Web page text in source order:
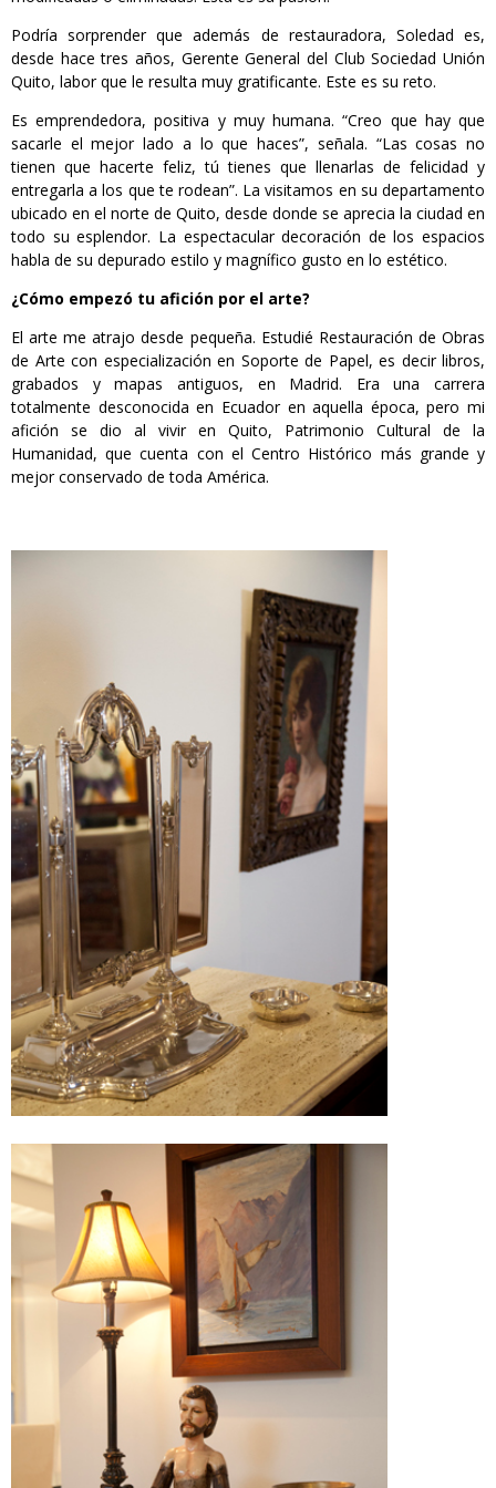
Podría sorprender que además de restauradora, Soledad es,
desde hace tres años, Gerente General del Club Sociedad Unión
Quito, labor que le resulta muy gratificante. Este es su reto.
Es emprendedora, positiva y muy humana. “Creo que hay que
sacarle el mejor lado a lo que haces”, señala. “Las cosas no
tienen que hacerte feliz, tú tienes que llenarlas de felicidad y
entregarla a los que te rodean”. La visitamos en su departamento
ubicado en el norte de Quito, desde donde se aprecia la ciudad en
todo su esplendor. La espectacular decoración de los espacios
habla de su depurado estilo y magnífico gusto en lo estético.
¿Cómo empezó tu afición por el arte?
El arte me atrajo desde pequeña. Estudié Restauración de Obras
de Arte con especialización en Soporte de Papel, es decir libros,
grabados y mapas antiguos, en Madrid. Era una carrera
totalmente desconocida en Ecuador en aquella época, pero mi
afición se dio al vivir en Quito, Patrimonio Cultural de la
Humanidad, que cuenta con el Centro Histórico más grande y
mejor conservado de toda América.